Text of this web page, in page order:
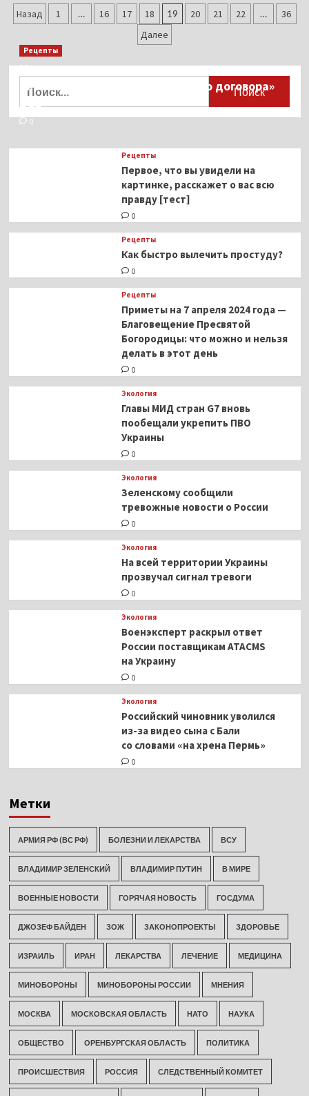
из школы
12-
насквозь
прошило
при
атаке
Пагинация
Назад 1 … 16 17 18 19 20 21 22 …
36
Далее
Рецепты
Миллионы японцев восстают против
тиранического «Пандемического договора»
ВОЗ
0
Рецепты
Первое, что вы увидели на
картинке, расскажет о вас всю
правду [тест]
0
Рецепты
Как быстро вылечить простуду?
0
Рецепты
Приметы на 7 апреля 2024 года —
Благовещение Пресвятой
Богородицы: что можно и нельзя
делать в этот день
0
Экология
Главы МИД стран G7 вновь
пообещали укрепить ПВО
Украины
0
Экология
Зеленскому сообщили
тревожные новости о России
0
Экология
На всей территории Украины
прозвучал сигнал тревоги
0
Экология
Военэксперт раскрыл ответ
России поставщикам ATACMS
на Украину
0
Экология
Российский чиновник уволился
из-за видео сына с Бали
со словами «на хрена Пермь»
0
Метки
АРМИЯ РФ (ВС РФ) БОЛЕЗНИ И ЛЕКАРСТВА ВСУ
ВЛАДИМИР ЗЕЛЕНСКИЙ ВЛАДИМИР ПУТИН В МИРЕ
ВОЕННЫЕ НОВОСТИ ГОРЯЧАЯ НОВОСТЬ ГОСДУМА
ДЖОЗЕФ БАЙДЕН ЗОЖ ЗАКОНОПРОЕКТЫ ЗДОРОВЬЕ
ИЗРАИЛЬ ИРАН ЛЕКАРСТВА ЛЕЧЕНИЕ МЕДИЦИНА
МИНОБОРОНЫ МИНОБОРОНЫ РОССИИ МНЕНИЯ
МОСКВА МОСКОВСКАЯ ОБЛАСТЬ НАТО НАУКА
ОБЩЕСТВО ОРЕНБУРГСКАЯ ОБЛАСТЬ ПОЛИТИКА
ПРОИСШЕСТВИЯ РОССИЯ СЛЕДСТВЕННЫЙ КОМИТЕТ